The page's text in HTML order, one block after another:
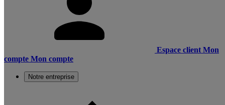
Espace client Mon
compte Mon compte
Notre entreprise